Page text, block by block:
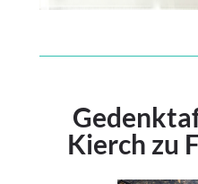
Kierch zu